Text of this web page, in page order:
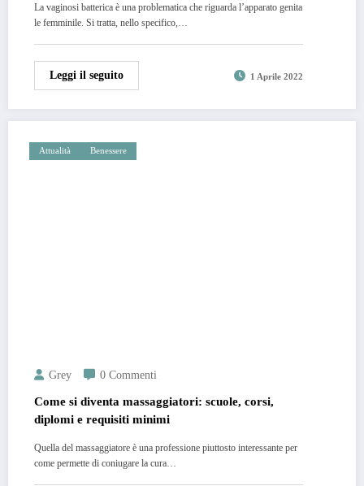
La vaginosi batterica è una problematica che riguarda l’apparato genita
le femminile. Si tratta, nello specifico,…
Leggi il seguito 1 Aprile 2022
Attualità Benessere
Grey 0 Commenti
Come si diventa massaggiatori: scuole, corsi,
diplomi e requisiti minimi
Quella del massaggiatore è una professione piuttosto interessante per
come permette di coniugare la cura…